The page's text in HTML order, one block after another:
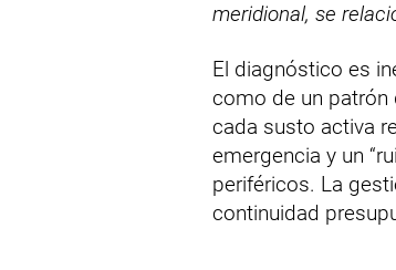
meridional, se
El diagnóstico es
como de un patrón
cada susto activa
emergencia y un
periféricos. La
continuidad